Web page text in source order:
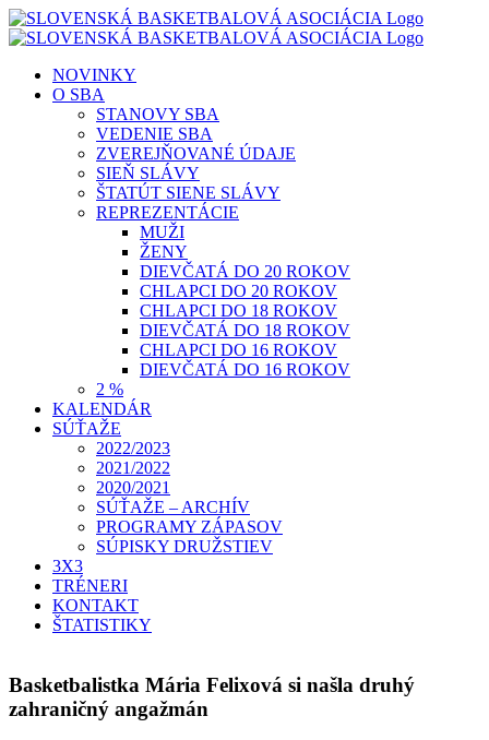
Skip
to
NOVINKY
O SBA
STANOVY SBA
VEDENIE SBA
ZVEREJŇOVANÉ ÚDAJE
SIEŇ SLÁVY
ŠTATÚT SIENE SLÁVY
REPREZENTÁCIE
MUŽI
ŽENY
DIEVČATÁ DO 20 ROKOV
CHLAPCI DO 20 ROKOV
CHLAPCI DO 18 ROKOV
DIEVČATÁ DO 18 ROKOV
CHLAPCI DO 16 ROKOV
DIEVČATÁ DO 16 ROKOV
2 %
KALENDÁR
SÚŤAŽE
2022/2023
2021/2022
2020/2021
SÚŤAŽE – ARCHÍV
PROGRAMY ZÁPASOV
SÚPISKY DRUŽSTIEV
3X3
TRÉNERI
KONTAKT
ŠTATISTIKY
Basketbalistka Mária Felixová si našla druhý
zahraničný angažmán